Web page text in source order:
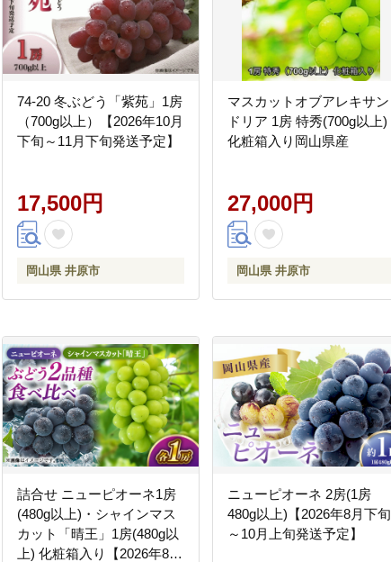
74-20 冬ぶどう「紫苑」1房
（700g以上）【2026年10月
下旬～11月下旬発送予定】
17,500円
岡山県 井原市
マスカットオブアレキサン
ドリア 1房 特秀(700g以上)
化粧箱入り岡山県産
27,000円
岡山県 井原市
詰合せ ニューピオーネ1房
(480g以上)・シャインマス
カット「晴王」1房(480g以
上) 化粧箱入り【2026年8月
ニューピオーネ 2房(1房
480g以上)【2026年8月下旬
～10月上旬発送予定】